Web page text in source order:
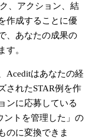
、アクション、結
作成することに優
、あなたの成果の
す。
Aceditはあなたの経
されたSTAR例を作
ンに応募している
ントを管理した」の
のに変換できま